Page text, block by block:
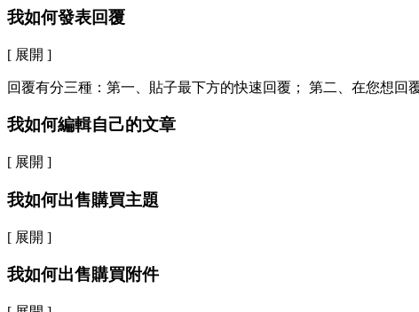
我如何發表回覆
[ 展開 ]
回覆有分三種：第一、貼子最下方的快速回覆； 第二、在您想回
我如何編輯自己的文章
[ 展開 ]
我如何出售購買主題
[ 展開 ]
我如何出售購買附件